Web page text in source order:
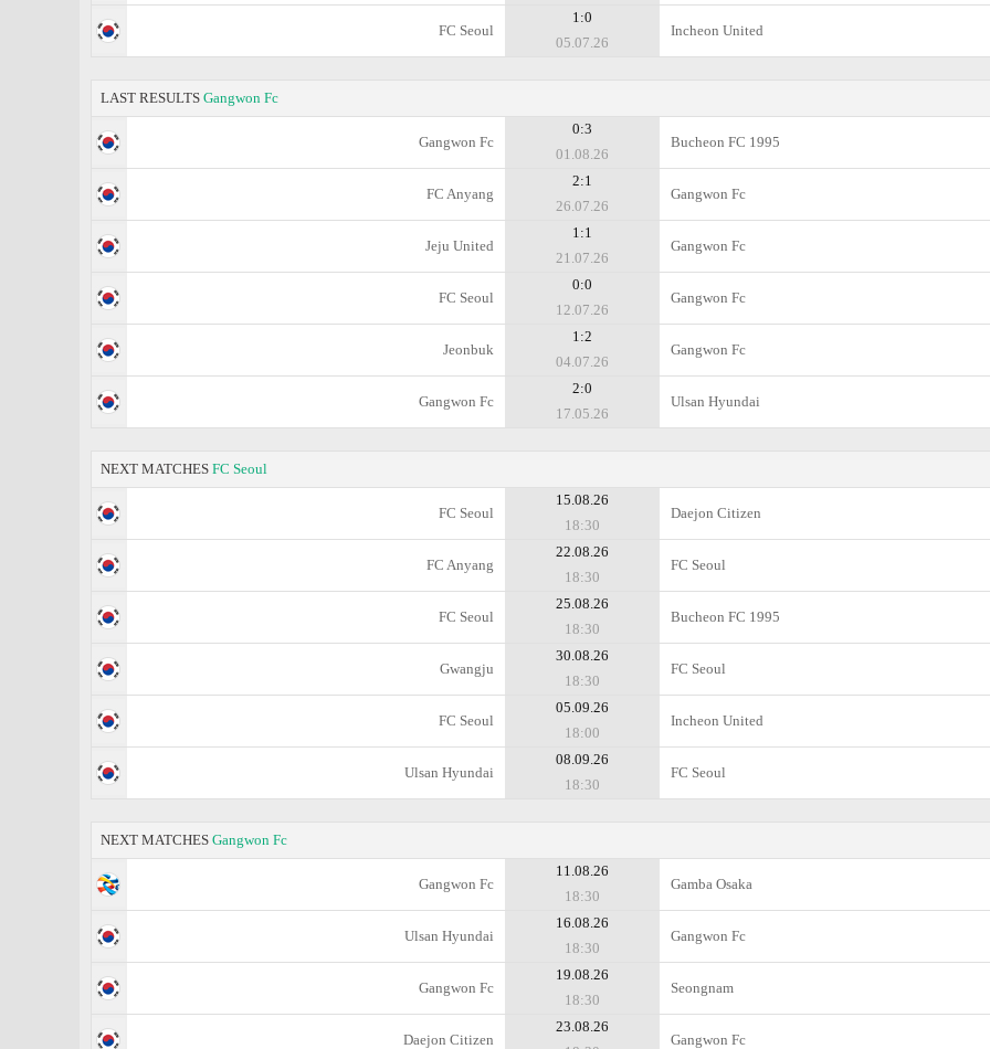
FC Seoul
1:0
05.07.26
Incheon United
LAST RESULTS Gangwon Fc
Gangwon Fc
0:3
01.08.26
Bucheon FC 1995
FC Anyang
2:1
26.07.26
Gangwon Fc
Jeju United
1:1
21.07.26
Gangwon Fc
FC Seoul
0:0
12.07.26
Gangwon Fc
Jeonbuk
1:2
04.07.26
Gangwon Fc
Gangwon Fc
2:0
17.05.26
Ulsan Hyundai
NEXT MATCHES FC Seoul
FC Seoul
15.08.26
18:30
Daejon Citizen
FC Anyang
22.08.26
18:30
FC Seoul
FC Seoul
25.08.26
18:30
Bucheon FC 1995
Gwangju
30.08.26
18:30
FC Seoul
FC Seoul
05.09.26
18:00
Incheon United
Ulsan Hyundai
08.09.26
18:30
FC Seoul
NEXT MATCHES Gangwon Fc
Gangwon Fc
11.08.26
18:30
Gamba Osaka
Ulsan Hyundai
16.08.26
18:30
Gangwon Fc
Gangwon Fc
19.08.26
18:30
Seongnam
Daejon Citizen
23.08.26
Gangwon Fc